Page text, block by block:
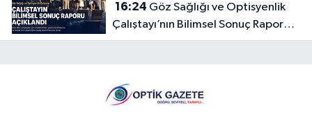
16:24
Çalıştayı’nın Bilimsel Sonuç Raporu
Açıklandı